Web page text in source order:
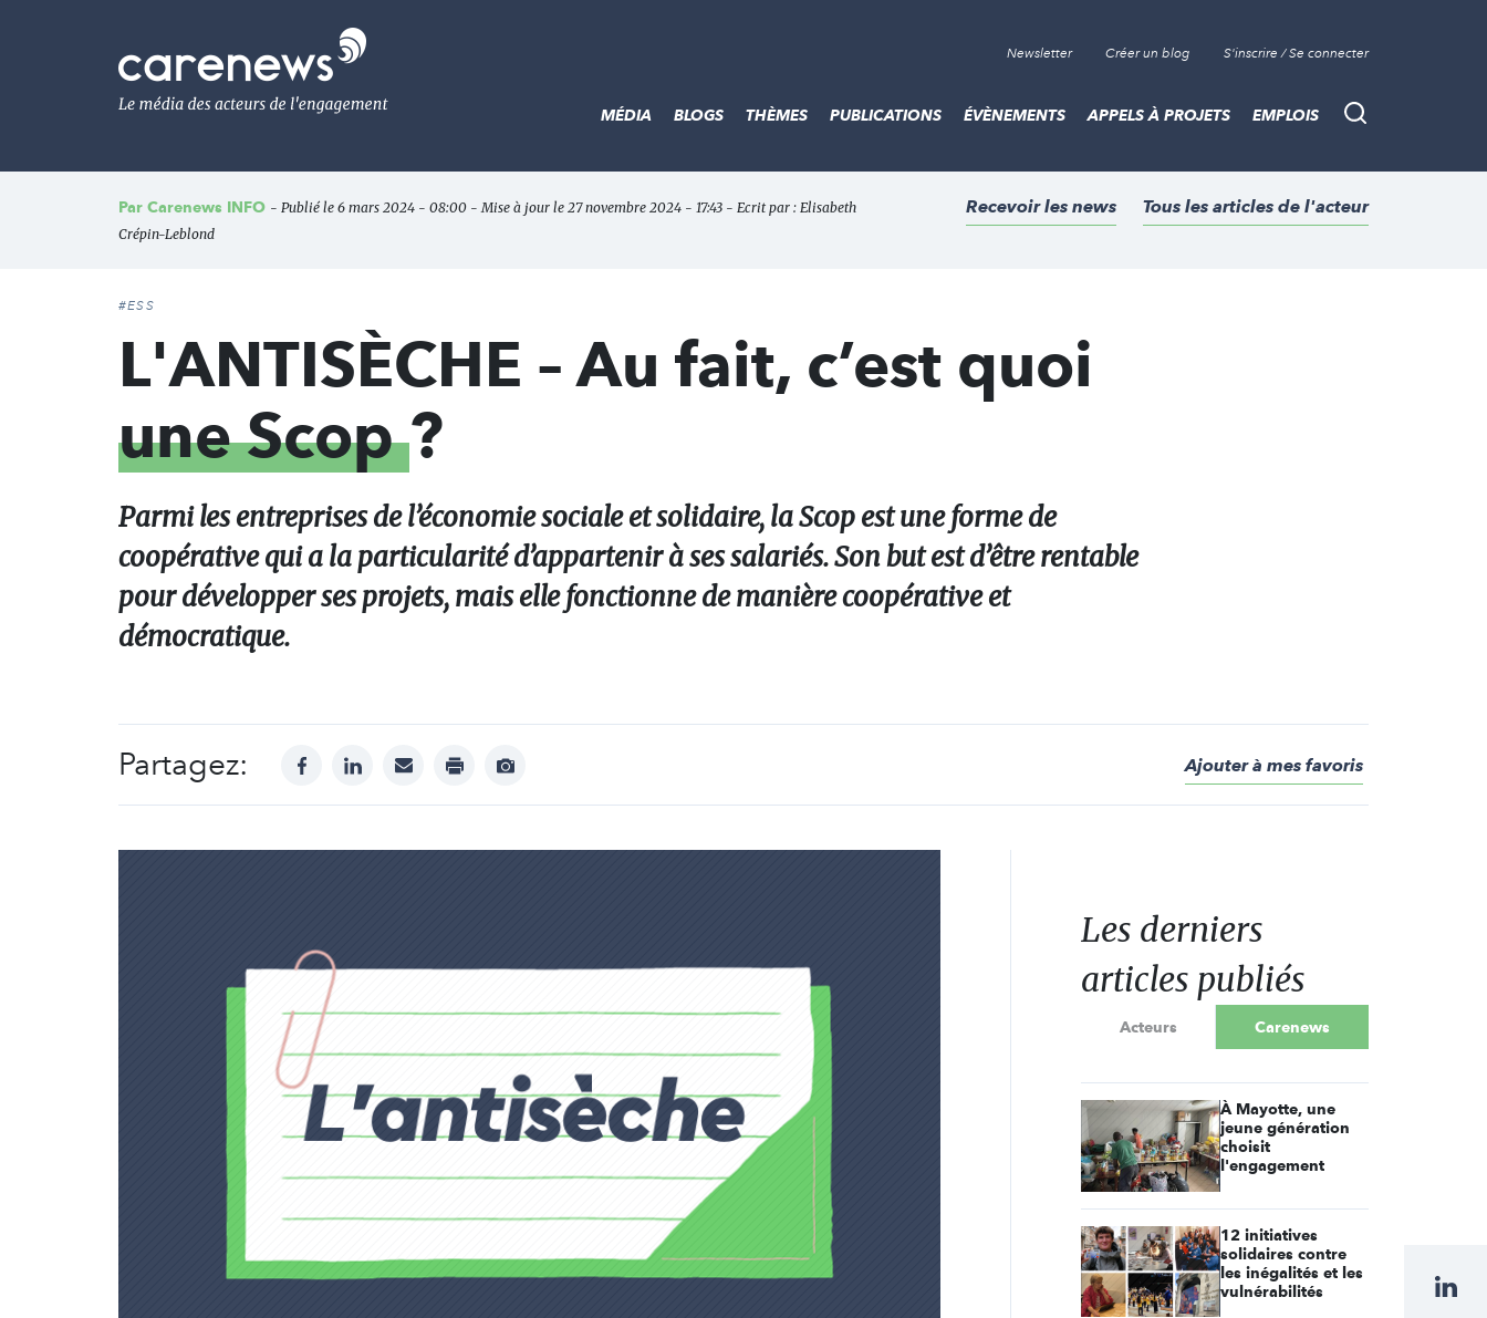
Le
média
de
l'engagement
Newsletter Créer un blog S'inscrire / Se connecter
Recherche
MÉDIA BLOGS THÈMES PUBLICATIONS ÉVÈNEMENTS APPELS À PROJETS EMPLOIS
Par Carenews INFO - Publié le 6 mars 2024 - 08:00 - Mise à jour le 27 novembre 2024 - 17:43 - Ecrit par : Elisabeth
Crépin-Leblond
Recevoir les news Tous les articles de l'acteur
#ESS
L'ANTISÈCHE – Au fait, c’est quoi
une Scop?
Parmi les entreprises de l’économie sociale et solidaire, la Scop est une forme de
coopérative qui a la particularité d’appartenir à ses salariés. Son but est d’être rentable
pour développer ses projets, mais elle fonctionne de manière coopérative et
démocratique.
Partagez: facebooklinkedinmail print
Afficher
Ajouter à mes favoris
Les derniers
articles publiés
Acteurs Carenews
À Mayotte, une
jeune génération
choisit
l'engagement
12 initiatives
solidaires contre
les inégalités et les
vulnérabilités